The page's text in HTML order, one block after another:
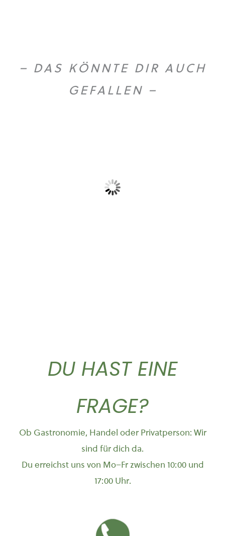
– DAS KÖNNTE DIR AUCH
GEFALLEN –
DU HAST EINE
FRAGE?
Ob Gastronomie, Handel oder Privatperson: Wir
sind für dich da.
Du erreichst uns von Mo–Fr zwischen 10:00 und
17:00 Uhr.